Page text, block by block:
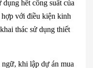
hết công suất của
với điều kiện kinh
thác sử dụng thiết
khi lập dự án mua